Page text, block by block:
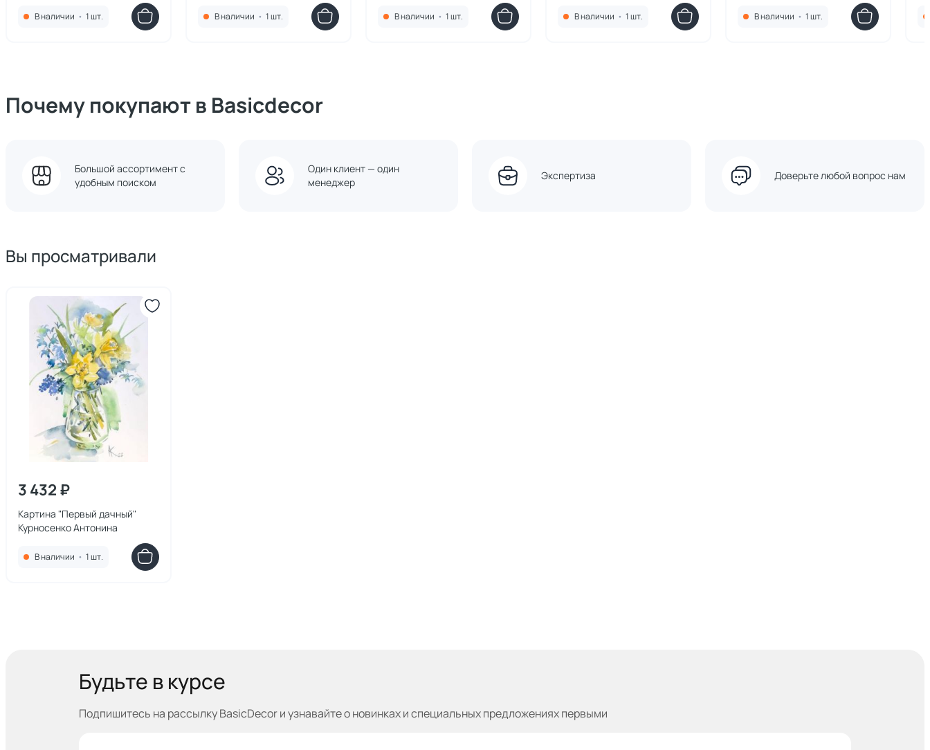
В наличии • 1 шт. В наличии • 1 шт. В наличии • 1 шт. В наличии • 1 шт. В наличии • 1 шт.
Почему покупают в Basicdecor
Большой ассортимент с
удобным поиском
Один клиент — один
менеджер
Экспертиза Доверьте любой вопрос нам
Вы просматривали
3 432 ₽
Картина "Первый дачный"
Курносенко Антонина
В наличии • 1 шт.
Будьте в курсе
Подпишитесь на рассылку BasicDecor и узнавайтео новинках и специальных предложениях первыми